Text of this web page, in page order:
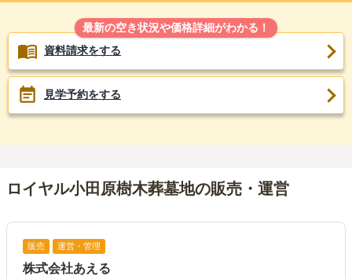
最新の空き状況や価格詳細がわかる！
資料請求をする
見学予約をする
ロイヤル小田原樹木葬墓地の販売・運営
販売 運営・管理
株式会社あえる